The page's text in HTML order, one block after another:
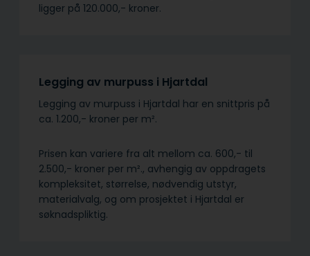
ligger på 120.000,- kroner.
Legging av murpuss i Hjartdal
Legging av murpuss i Hjartdal har en snittpris på
ca. 1.200,- kroner per m².
Prisen kan variere fra alt mellom ca. 600,- til
2.500,- kroner per m²., avhengig av oppdragets
kompleksitet, størrelse, nødvendig utstyr,
materialvalg, og om prosjektet i Hjartdal er
søknadspliktig.